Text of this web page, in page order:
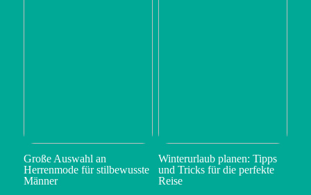
Große Auswahl an
Herrenmode für stilbewusste
Männer
Winterurlaub planen: Tipps
und Tricks für die perfekte
Reise